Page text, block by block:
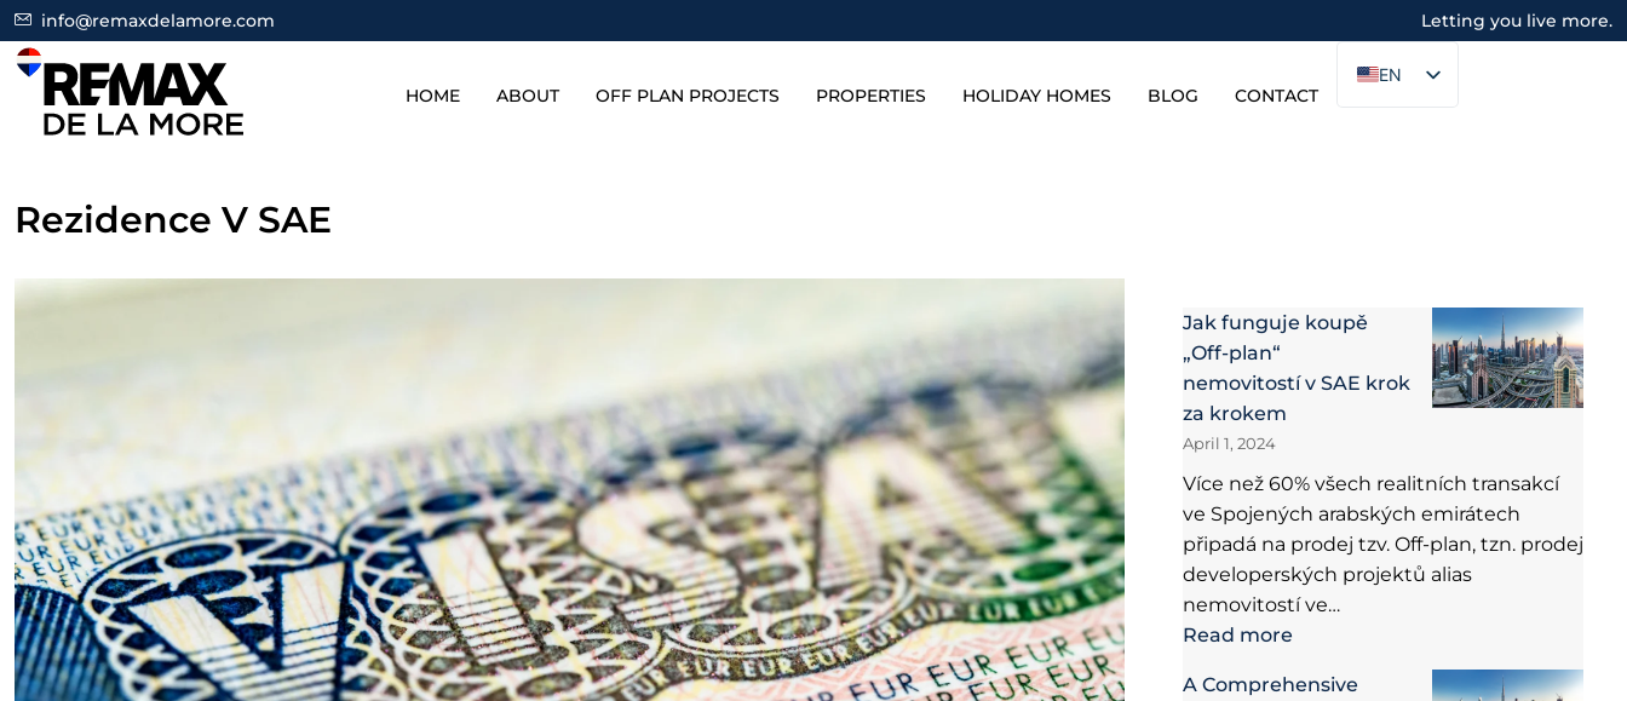
info@remaxdelamore.com Letting you live more.
HOME ABOUT OFF PLAN PROJECTS PROPERTIES HOLIDAY HOMES BLOG CONTACT
EN
Rezidence V SAE
Jak funguje koupě
„Off-plan“
nemovitostí v SAE krok
za krokem
April 1, 2024
Více než 60% všech realitních transakcí
ve Spojených arabských emirátech
připadá na prodej tzv. Off-plan, tzn. prodej
developerských projektů alias
nemovitostí ve…
Read more
A Comprehensive